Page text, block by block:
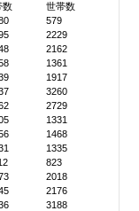
数
世帯数
579
2229
2162
1361
1917
3260
2729
1331
1468
1335
823
2018
2176
3188